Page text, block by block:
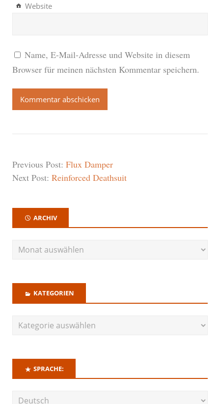
Website
Name, E-Mail-Adresse und Website in diesem
Browser für meinen nächsten Kommentar speichern.
Previous Post: Flux Damper
Next Post: Reinforced Deathsuit
ARCHIV
KATEGORIEN
SPRACHE: